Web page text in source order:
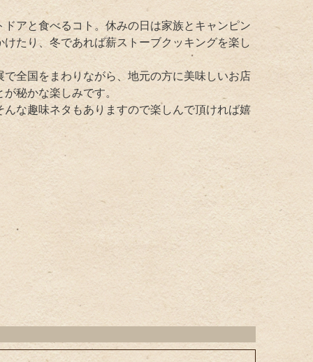
ドアと食べるコト。休みの日は家族とキャンピン
けたり、冬であれば薪ストーブクッキングを楽し
で全国をまわりながら、地元の方に美味しいお店
秘かな楽しみです。
んな趣味ネタもありますので楽しんで頂ければ嬉